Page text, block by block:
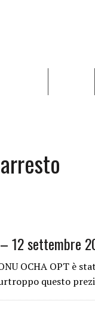
12 settembre
OCHA OPT è
questo